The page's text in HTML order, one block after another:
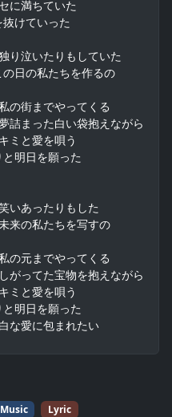
に満ちていた
けていった
り泣いたりもしていた
日の私たちを作るの
の街までやってくる
詰まった白い袋抱えながら
ミと愛を唄う
明日を願った
いあったりもした
来の私たちを写すの
の元までやってくる
がってた宝物を抱えながら
ミと愛を唄う
明日を願った
な愛に包まれたい
Music
Lyric